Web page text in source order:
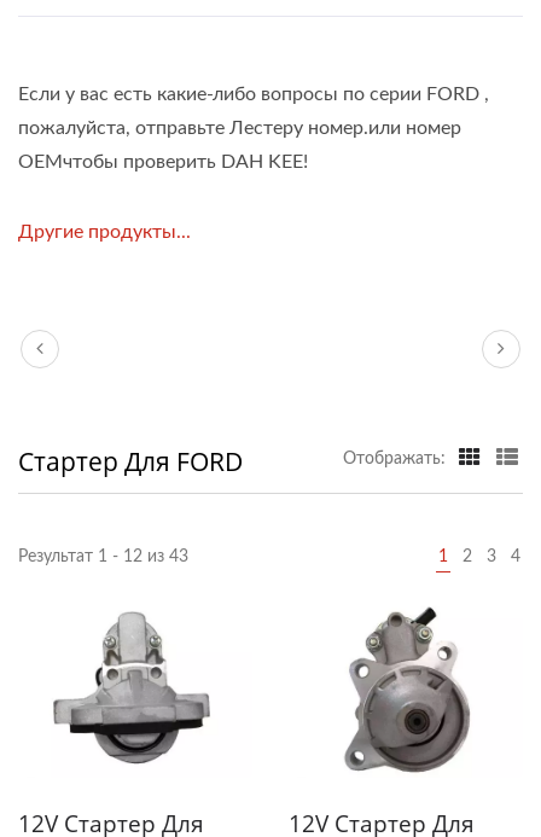
Если у вас есть какие-либо вопросы по серии FORD ,
пожалуйста, отправьте Лестеру номер.или номер
OEMчтобы проверить DAH KEE!
Другие продукты...
Стартер Для FORD Отображать:
Результат 1 - 12 из 43 1 2 3 4
12V Стартер Для
12V Стартер Для